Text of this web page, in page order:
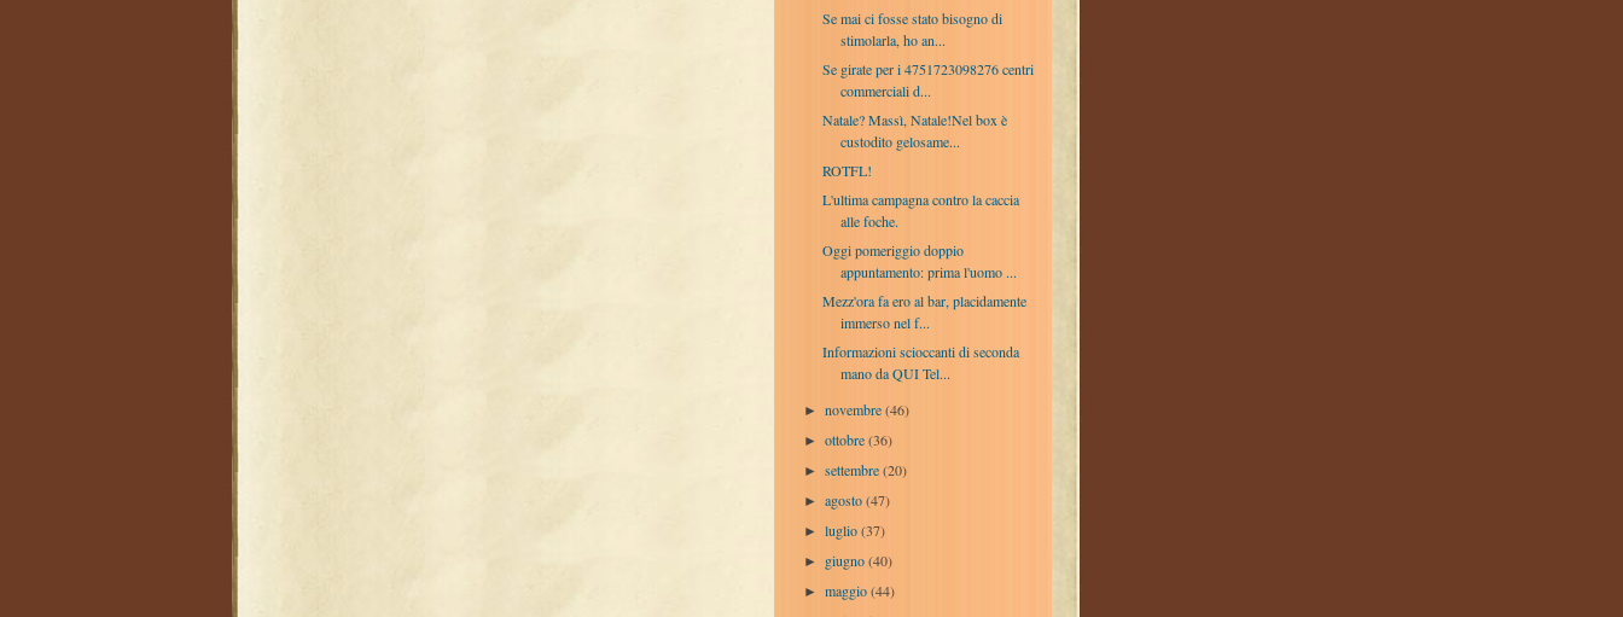
Se mai ci fosse stato bisogno di
stimolarla, ho an...
Se girate per i 4751723098276 centri
commerciali d...
Natale? Massì, Natale!Nel box è
custodito gelosame...
ROTFL!
L'ultima campagna contro la caccia
alle foche.
Oggi pomeriggio doppio
appuntamento: prima l'uomo ...
Mezz'ora fa ero al bar, placidamente
immerso nel f...
Informazioni scioccanti di seconda
mano da QUI Tel...
►novembre(46)
►ottobre(36)
►settembre(20)
►agosto(47)
►luglio(37)
► giugno(40)
►maggio(44)